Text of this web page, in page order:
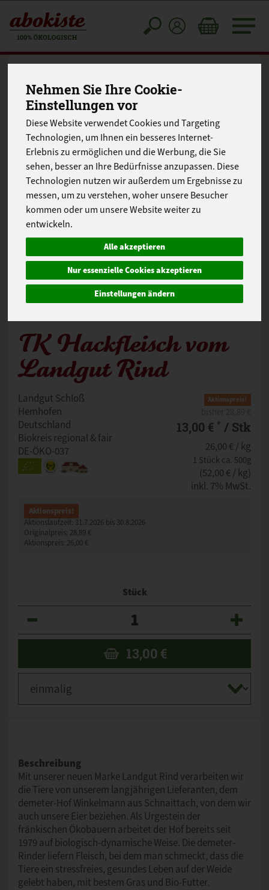
Nehmen Sie Ihre Cookie-
Einstellungen vor
Diese Website verwendet Cookies und Targeting
Technologien, um Ihnen ein besseres Internet-
Erlebnis zu ermöglichen und die Werbung, die Sie
sehen, besser an Ihre Bedürfnisse anzupassen. Diese
Technologien nutzen wir außerdem um Ergebnisse zu
messen, um zu verstehen, woher unsere Besucher
kommen oder um unsere Website weiter zu
entwickeln.
Alle akzeptieren
Nur essenzielle Cookies akzeptieren
Einstellungen ändern
TK Hackfleisch vom
Landgut Rind
Landgut Schloß
Hemhofen
Deutschland
Biokreis regional & fair
DE-ÖKO-037
Aktionspreis!
13,00 € * / Stk
26,00 € / kg
1 Stück ca. 500g
(52,00 € / kg)
inkl. 7% MwSt.
Aktionspreis!
Aktionslaufzeit: 31.7.2026 bis 30.8.2026
Originalpreis: 28,89 €
Aktionspreis: 26,00 €
Stück
13,00 €
Beschreibung
Mit unserer neuen Marke Landgut Rind verarbeiten wir
die Tiere von unserem langjährigen Lieferanten, dem
demeter-Hof Winkelmann aus Schnaittach, von dem wir
auch unsere Eier beziehen. Als Urgestein der
fränkischen Ökobauern arbeitet der Hof bereits seit
1979 auf biologisch-dynamische Weise. Die demeter-
Rinder liefern Fleisch, bei dem man schmeckt, dass die
Tiere ein stressfreies, gesundes Leben auf der Weide
gelebt haben, mit bestem Gras und Bio-Futter.
Toggle
cart